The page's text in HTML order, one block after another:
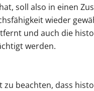
soll also in einen
wieder
und auch die
werden.
zu beachten, dass